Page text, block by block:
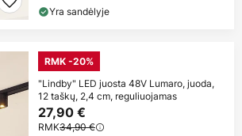
Yra sandėlyje
RMK -20%
"Lindby" LED juosta 48V Lumaro, juoda,
12 taškų, 2,4 cm, reguliuojamas
27,90 €
RMK34,90 €